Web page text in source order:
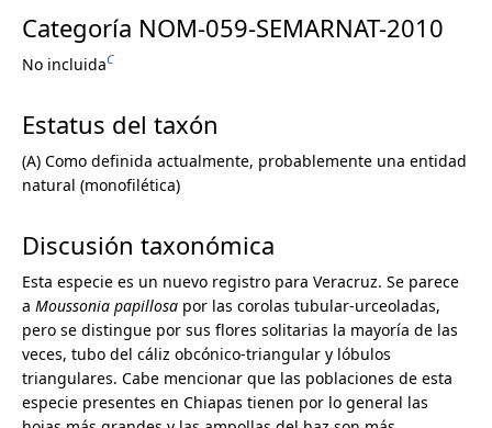
Categoría NOM-059-SEMARNAT-2010
No incluidaC
Estatus del taxón
(A) Como definida actualmente, probablemente una entidad
natural (monofilética)
Discusión taxonómica
Esta especie es un nuevo registro para Veracruz. Se parece
a Moussonia papillosa por las corolas tubular-urceoladas,
pero se distingue por sus flores solitarias la mayoría de las
veces, tubo del cáliz obcónico-triangular y lóbulos
triangulares. Cabe mencionar que las poblaciones de esta
especie presentes en Chiapas tienen por lo general las
Cyclanthaceae
Cymodoceaceae
Cyperaceae
Cytinaceae
Dichapetalaceae
Dilleniaceae
Dipentodontaceae
Ebenaceae
Ehretiaceae
Elaeagnaceae
Elaeocarpaceae
Elatinaceae
Ericaceae